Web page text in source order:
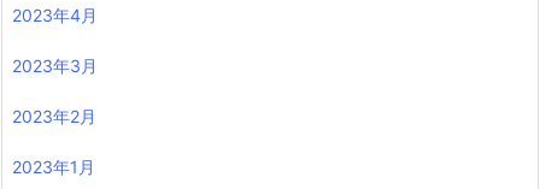
2023年4月
2023年3月
2023年2月
2023年1月